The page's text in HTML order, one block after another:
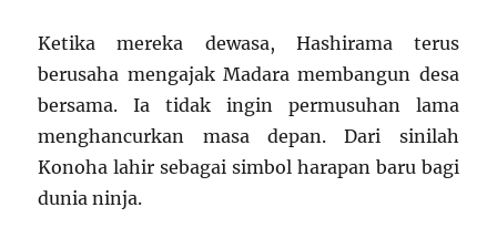
Ketika mereka dewasa, Hashirama terus
berusaha mengajak Madara membangun desa
bersama. Ia tidak ingin permusuhan lama
menghancurkan masa depan. Dari sinilah
Konoha lahir sebagai simbol harapan baru bagi
dunia ninja.